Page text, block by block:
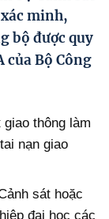
dân tộc
minh,
bộ được quy
Bộ Công
thông làm
nạn giao
sát hoặc
đại học các